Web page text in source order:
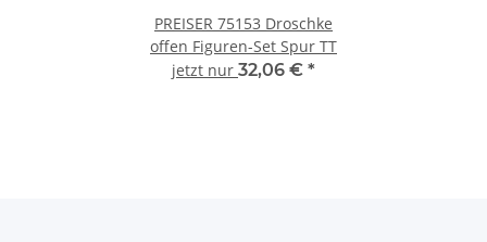
PREISER 75153 Droschke
offen Figuren-Set Spur TT
jetzt nur 32,06 € *